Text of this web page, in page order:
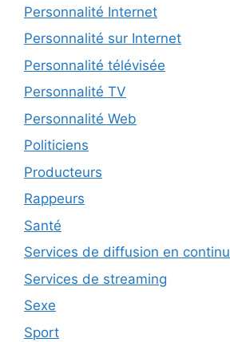
Personnalité Internet
Personnalité sur Internet
Personnalité télévisée
Personnalité TV
Personnalité Web
Politiciens
Producteurs
Rappeurs
Santé
Services de diffusion en continu
Services de streaming
Sexe
Sport